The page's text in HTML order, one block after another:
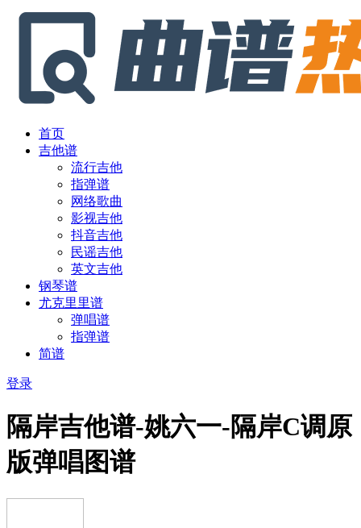
首页
吉他谱
流行吉他
指弹谱
网络歌曲
影视吉他
抖音吉他
民谣吉他
英文吉他
钢琴谱
尤克里里谱
弹唱谱
指弹谱
简谱
登录
隔岸吉他谱-姚六一-隔岸C调原
版弹唱图谱